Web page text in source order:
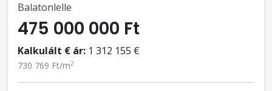
Balatonlelle
475 000 000 Ft
Kalkulált € ár: 1 312 155 €
730 769 Ft/m2